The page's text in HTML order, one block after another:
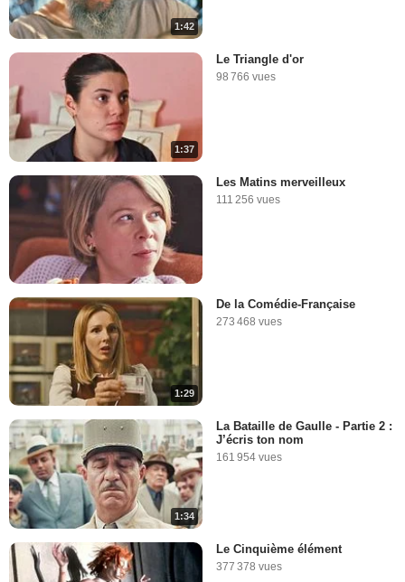
1:42
1:37
Le Triangle d'or
98 766 vues
Les Matins merveilleux
111 256 vues
1:29
De la Comédie-Française
273 468 vues
1:34
La Bataille de Gaulle - Partie 2 :
J’écris ton nom
161 954 vues
Le Cinquième élément
377 378 vues